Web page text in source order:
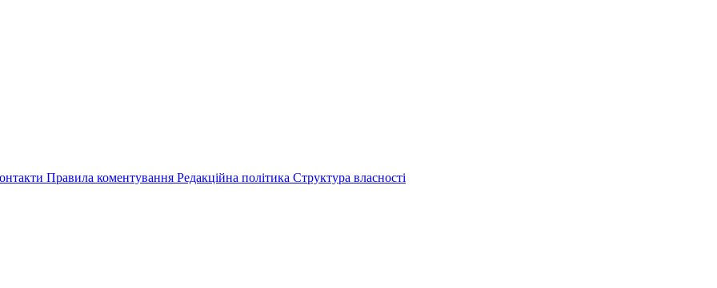
Правила коментування Редакційна політика Структура власності